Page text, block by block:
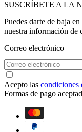
SUSCRÍBETE A LA
Puedes darte de baja
nuestra información de
Correo electrónico
Acepto las condiciones
Formas de pago